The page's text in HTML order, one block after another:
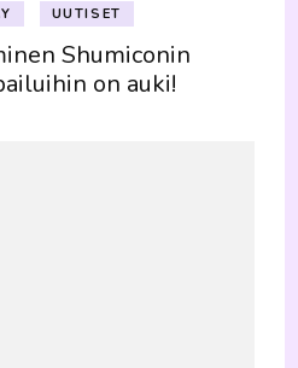
UUTISET
Shumiconin
on auki!